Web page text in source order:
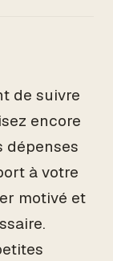
de suivre
encore
dépenses
à votre
motivé et